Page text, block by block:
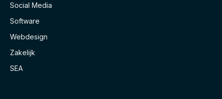
Social Media
Software
Webdesign
Zakelijk
SEA